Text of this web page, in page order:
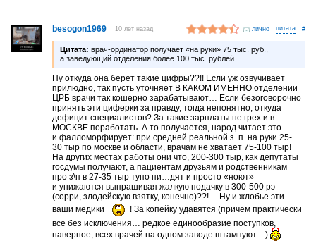
besogon1969 10 лет назад лично #
Цитата: врач-ординатор получает «на руки» 75 тыс. руб.,
а заведующий отделения более 100 тыс. рублей
Ну откуда она берет такие цифры??!! Если уж озвучивает
прилюдно, так пусть уточняет В КАКОМ ИМЕННО отделении
ЦРБ врачи так кошерно зарабатывают… Если безоговорочно
принять эти циферки за правду, тогда непонятно, откуда
дефицит специалистов? За такие зарплаты не грех и в
МОСКВЕ поработать. А то получается, народ читает это
и фалломорфирует: при средней реальной з. п. на руки 25-
30 тыр по москве и области, врачам не хватает 75-100 тыр!
На других местах работы они что, 200-300 тыр, как депутаты
госдумы получают, а пациентам друзьям и родственникам
про з\п в 27-35 тыр тупо пи…дят и просто «ноют»
и унижаются выпрашивая жалкую подачку в 300-500 рэ
(сорри, злодейскую взятку, конечно)??!… Ну и жлобье эти
ваши медики
! За копейку удавятся (причем практически
все без исключения… редкое единообразие поступков,
наверное, всех врачей на одном заводе штампуют…)
.